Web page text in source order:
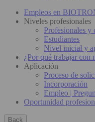
Empleos en
Niveles profesionales
Profesionales y
Estudiantes
Nivel inicial y
¿Por qué trabajar con
Aplicación
Proceso de
Incorporación
Empleo |
Oportunidad
Back